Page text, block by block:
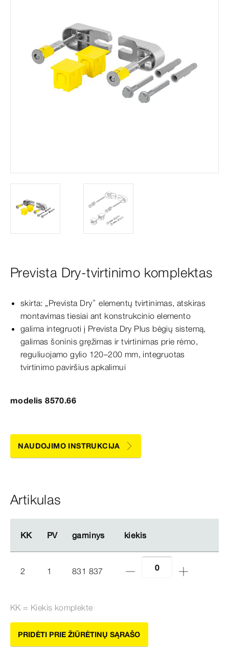
Prevista Dry-tvirtinimo komplektas
skirta: „Prevista Dry“ elementų tvirtinimas, atskiras
montavimas tiesiai ant konstrukcinio elemento
galima integruoti į Prevista DryPlus bėgių sistemą,
galimas šoninis gręžimas ir tvirtinimas prie rėmo,
reguliuojamo gylio 120–200 mm, integruotas
tvirtinimo paviršius apkalimui
modelis 8570.66
NAUDOJIMO INSTRUKCIJA
Artikulas
KK PV gaminys kiekis
KK PV gaminys kiekis
2 1 831 837
KK = Kiekis komplekte
PRIDĖTI PRIE ŽIŪRĖTINŲ SĄRAŠO